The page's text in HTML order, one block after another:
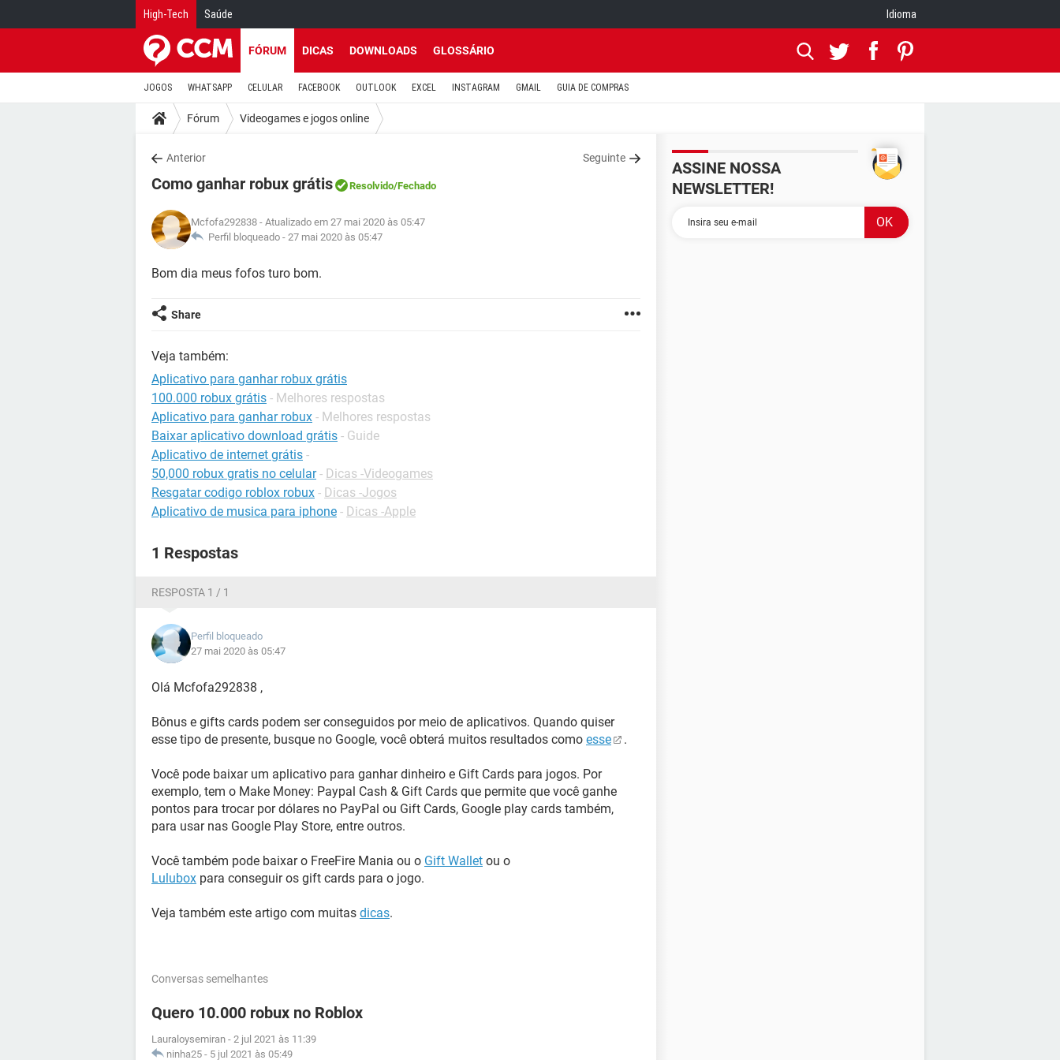
High-Tech Saúde Idioma
FÓRUM DICAS DOWNLOADS GLOSSÁRIO
JOGOS WHATSAPP CELULAR FACEBOOK OUTLOOK EXCEL INSTAGRAM GMAIL GUIA DE COMPRAS
Fórum Videogames e jogos online
Anterior Seguinte
Como ganhar robux grátis Resolvido/Fechado
Mcfofa292838 - Atualizado em 27 mai 2020 às 05:47
Perfil bloqueado - 27 mai 2020 às 05:47
Bom dia meus fofos turo bom.
Share
Veja também:
Aplicativo para ganhar robux grátis
100.000 robux grátis - Melhores respostas
Aplicativo para ganhar robux - Melhores respostas
Baixar aplicativo download grátis - Guide
Aplicativo de internet grátis -
50,000 robux gratis no celular - Dicas -Videogames
Resgatar codigo roblox robux - Dicas -Jogos
Aplicativo de musica para iphone - Dicas -Apple
1 Respostas
RESPOSTA 1 / 1
Perfil bloqueado
27 mai 2020 às 05:47
Olá Mcfofa292838 ,
Bônus e gifts cards podem ser conseguidos por meio de aplicativos. Quando quiser
esse tipo de presente, busque no Google, você obterá muitos resultados como esse .
Você pode baixar um aplicativo para ganhar dinheiro e Gift Cards para jogos. Por
exemplo, tem o Make Money: Paypal Cash & Gift Cards que permite que você ganhe
pontos para trocar por dólares no PayPal ou Gift Cards, Google play cards também,
para usar nas Google Play Store, entre outros.
Você também pode baixar o FreeFire Mania ou o Gift Wallet ou o
Lulubox para conseguir os gift cards para o jogo.
Veja também este artigo com muitas dicas.
Conversas semelhantes
Quero 10.000 robux no Roblox
Lauraloysemiran - 2 jul 2021 às 11:39
ninha25 - 5 jul 2021 às 05:49
ASSINE NOSSA
NEWSLETTER!